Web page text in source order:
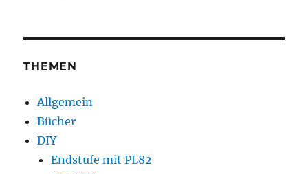
THEMEN
Allgemein
Bücher
DIY
Endstufe mit PL82